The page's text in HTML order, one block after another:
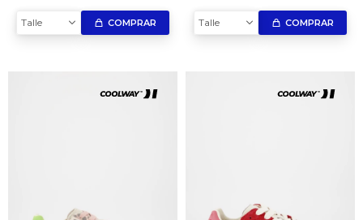
Talle COMPRAR Talle COMPRAR